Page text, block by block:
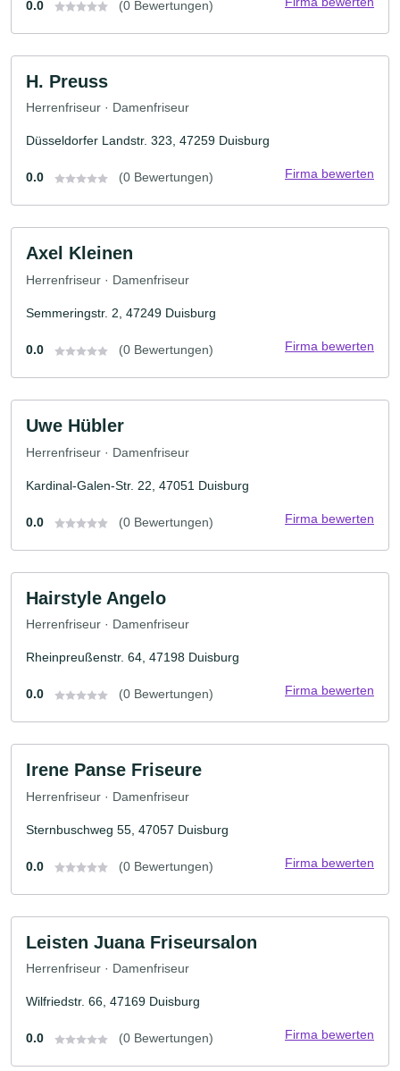
0.0 (0 Bewertungen)
H. Preuss
Herrenfriseur · Damenfriseur
Düsseldorfer Landstr. 323, 47259 Duisburg
0.0 (0 Bewertungen) Firma bewerten
Axel Kleinen
Herrenfriseur · Damenfriseur
Semmeringstr. 2, 47249 Duisburg
0.0 (0 Bewertungen) Firma bewerten
Uwe Hübler
Herrenfriseur · Damenfriseur
Kardinal-Galen-Str. 22, 47051 Duisburg
0.0 (0 Bewertungen) Firma bewerten
Hairstyle Angelo
Herrenfriseur · Damenfriseur
Rheinpreußenstr. 64, 47198 Duisburg
0.0 (0 Bewertungen) Firma bewerten
Irene Panse Friseure
Herrenfriseur · Damenfriseur
Sternbuschweg 55, 47057 Duisburg
0.0 (0 Bewertungen) Firma bewerten
Leisten Juana Friseursalon
Herrenfriseur · Damenfriseur
Wilfriedstr. 66, 47169 Duisburg
0.0 (0 Bewertungen) Firma bewerten